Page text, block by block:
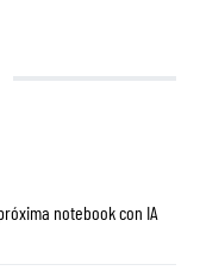
notebook con IA